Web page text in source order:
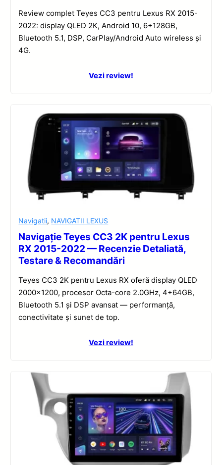
Review complet Teyes CC3 pentru Lexus RX 2015-
2022: display QLED 2K, Android 10, 6+128GB,
Bluetooth 5.1, DSP, CarPlay/Android Auto wireless și
4G.
Vezi review!
Navigatii, NAVIGATII LEXUS
Navigație Teyes CC3 2K pentru Lexus
RX 2015-2022 — Recenzie Detaliată,
Testare & Recomandări
Teyes CC3 2K pentru Lexus RX oferă display QLED
2000×1200, procesor Octa-core 2.0GHz, 4+64GB,
Bluetooth 5.1 și DSP avansat — performanță,
conectivitate și sunet de top.
Vezi review!